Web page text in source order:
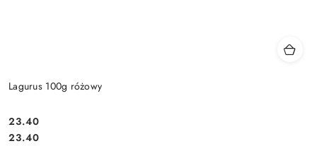
Lagurus 100g różowy
Cena:
23.40
Cena:
23.40